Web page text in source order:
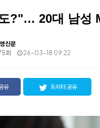
?"… 20대 남성
신문
회
26-03-18 09:22
유 트위터 공유